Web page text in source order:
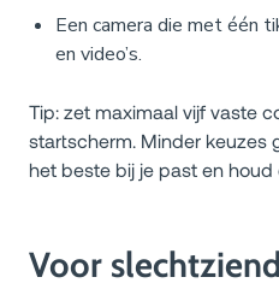
Een camera die met één
en video’s.
Tip: zet maximaal vijf vaste
startscherm. Minder keuzes
het beste bij je past en
Voor